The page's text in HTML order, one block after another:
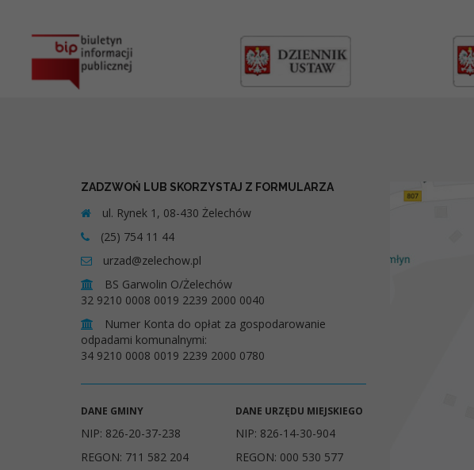
ZADZWOŃ LUB SKORZYSTAJ Z FORMULARZA
ul. Rynek 1, 08-430 Żelechów
(25) 754 11 44
urzad@zelechow.pl
BS Garwolin O/Żelechów
32 9210 0008 0019 2239 2000 0040
Numer Konta do opłat za gospodarowanie
odpadami komunalnymi:
34 9210 0008 0019 2239 2000 0780
DANE GMINY
NIP: 826-20-37-238
REGON: 711 582 204
DANE URZĘDU MIEJSKIEGO
NIP: 826-14-30-904
REGON: 000 530 577